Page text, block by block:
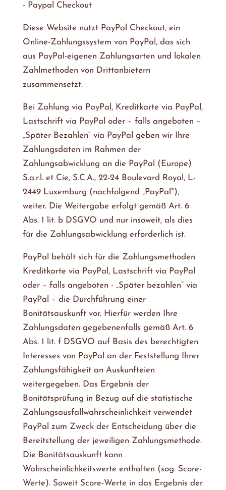
- Paypal Checkout
Diese Website nutzt PayPal Checkout, ein
Online-Zahlungssystem von PayPal, das sich
aus PayPal-eigenen Zahlungsarten und lokalen
Zahlmethoden von Drittanbietern
zusammensetzt.
Bei Zahlung via PayPal, Kreditkarte via PayPal,
Lastschrift via PayPal oder – falls angeboten –
„Später Bezahlen“ via PayPal geben wir Ihre
Zahlungsdaten im Rahmen der
Zahlungsabwicklung an die PayPal (Europe)
S.a.r.l. et Cie, S.C.A., 22-24 Boulevard Royal, L-
2449 Luxemburg (nachfolgend „PayPal"),
weiter. Die Weitergabe erfolgt gemäß Art. 6
Abs. 1 lit. b DSGVO und nur insoweit, als dies
für die Zahlungsabwicklung erforderlich ist.
PayPal behält sich für die Zahlungsmethoden
Kreditkarte via PayPal, Lastschrift via PayPal
oder – falls angeboten - „Später bezahlen“ via
PayPal – die Durchführung einer
Bonitätsauskunft vor. Hierfür werden Ihre
Zahlungsdaten gegebenenfalls gemäß Art. 6
Abs. 1 lit. f DSGVO auf Basis des berechtigten
Interesses von PayPal an der Feststellung Ihrer
Zahlungsfähigkeit an Auskunfteien
weitergegeben. Das Ergebnis der
Bonitätsprüfung in Bezug auf die statistische
Zahlungsausfallwahrscheinlichkeit verwendet
PayPal zum Zweck der Entscheidung über die
Bereitstellung der jeweiligen Zahlungsmethode.
Die Bonitätsauskunft kann
Wahrscheinlichkeitswerte enthalten (sog. Score-
Werte). Soweit Score-Werte in das Ergebnis der